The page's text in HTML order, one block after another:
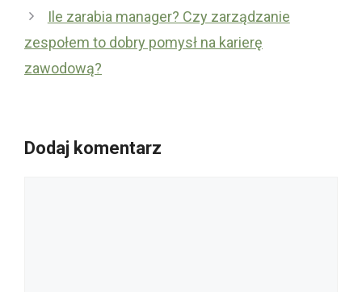
Ile zarabia manager? Czy zarządzanie
zespołem to dobry pomysł na karierę
zawodową?
Dodaj komentarz